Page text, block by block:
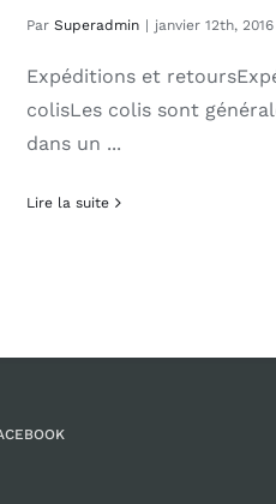
Par Superadmin | janvier 12th, 2016
Expéditions et
colisLes colis sont
dans un ...
Lire la suite